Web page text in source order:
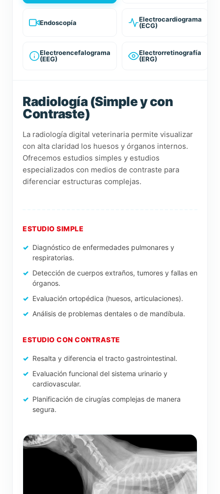
Endoscopía
Electrocardiograma
(ECG)
Electroencefalograma
(EEG)
Electrorretinografía
(ERG)
Radiología (Simple y con
Contraste)
La radiología digital veterinaria permite visualizar
con alta claridad los huesos y órganos internos.
Ofrecemos estudios simples y estudios
especializados con medios de contraste para
diferenciar estructuras complejas.
ESTUDIO SIMPLE
Diagnóstico de enfermedades pulmonares y
respiratorias.
Detección de cuerpos extraños, tumores y fallas en
órganos.
Evaluación ortopédica (huesos, articulaciones).
Análisis de problemas dentales o de mandíbula.
ESTUDIO CON CONTRASTE
Resalta y diferencia el tracto gastrointestinal.
Evaluación funcional del sistema urinario y
cardiovascular.
Planificación de cirugías complejas de manera
segura.